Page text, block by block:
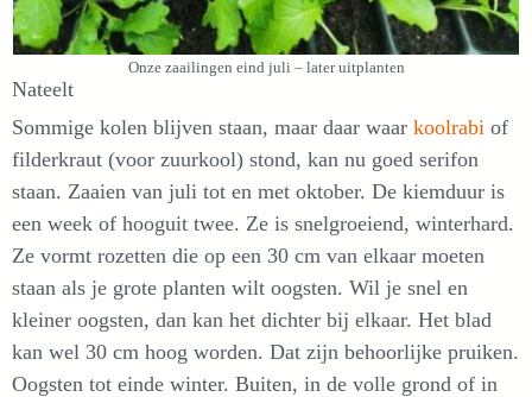
Onze zaailingen eind juli – later uitplanten
Nateelt
Sommige kolen blijven staan, maar daar waar koolrabi of
filderkraut (voor zuurkool) stond, kan nu goed serifon
staan. Zaaien van juli tot en met oktober. De kiemduur is
een week of hooguit twee. Ze is snelgroeiend, winterhard.
Ze vormt rozetten die op een 30 cm van elkaar moeten
staan als je grote planten wilt oogsten. Wil je snel en
kleiner oogsten, dan kan het dichter bij elkaar. Het blad
kan wel 30 cm hoog worden. Dat zijn behoorlijke pruiken.
Oogsten tot einde winter. Buiten, in de volle grond of in